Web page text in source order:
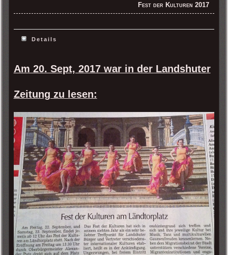
Fest der Kulturen 2017
Details
Am 20. Sept, 2017 war in der Landshuter
Zeitung zu lesen: